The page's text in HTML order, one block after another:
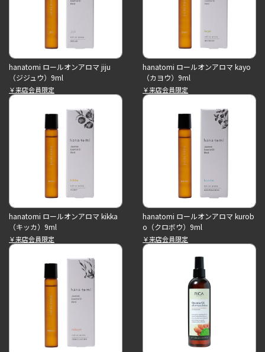
hanatomi ロールオンアロマ jiju
（ジジュウ）9ml
￥来店会員限定
hanatomi ロールオンアロマ kayo
（カヨウ）9ml
￥来店会員限定
hanatomi ロールオンアロマ kikka
（キッカ）9ml
￥来店会員限定
hanatomi ロールオンアロマ kurob
o（クロボウ）9ml
￥来店会員限定